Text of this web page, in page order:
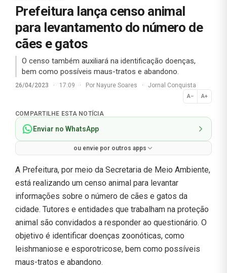
Prefeitura lança censo animal
para levantamento do número de
cães e gatos
O censo também auxiliará na identificação doenças,
bem como possíveis maus-tratos e abandono.
26/04/2023 · 17:09 · Por Nayure Soares · Jornal Conquista
A− A+
Normal
COMPARTILHE ESTA NOTÍCIA
Enviar no WhatsApp
ou envie por outros apps
A Prefeitura, por meio da Secretaria de Meio Ambiente,
está realizando um censo animal para levantar
informações sobre o número de cães e gatos da
cidade. Tutores e entidades que trabalham na proteção
animal são convidados a responder ao questionário. O
objetivo é identificar doenças zoonóticas, como
leishmaniose e esporotricose, bem como possíveis
maus-tratos e abandono.